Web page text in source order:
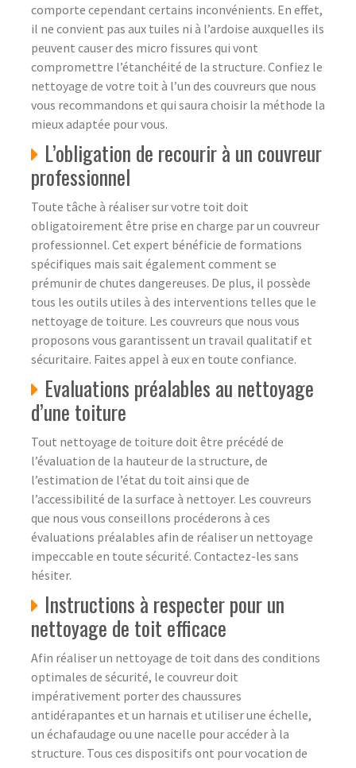
comporte cependant certains inconvénients. En effet,
il ne convient pas aux tuiles ni à l’ardoise auxquelles ils
peuvent causer des micro fissures qui vont
compromettre l’étanchéité de la structure. Confiez le
nettoyage de votre toit à l’un des couvreurs que nous
vous recommandons et qui saura choisir la méthode la
mieux adaptée pour vous.
L’obligation de recourir à un couvreur
professionnel
Toute tâche à réaliser sur votre toit doit
obligatoirement être prise en charge par un couvreur
professionnel. Cet expert bénéficie de formations
spécifiques mais sait également comment se
prémunir de chutes dangereuses. De plus, il possède
tous les outils utiles à des interventions telles que le
nettoyage de toiture. Les couvreurs que nous vous
proposons vous garantissent un travail qualitatif et
sécuritaire. Faites appel à eux en toute confiance.
Evaluations préalables au nettoyage
d’une toiture
Tout nettoyage de toiture doit être précédé de
l’évaluation de la hauteur de la structure, de
l’estimation de l’état du toit ainsi que de
l’accessibilité de la surface à nettoyer. Les couvreurs
que nous vous conseillons procéderons à ces
évaluations préalables afin de réaliser un nettoyage
impeccable en toute sécurité. Contactez-les sans
hésiter.
Instructions à respecter pour un
nettoyage de toit efficace
Afin réaliser un nettoyage de toit dans des conditions
optimales de sécurité, le couvreur doit
impérativement porter des chaussures
antidérapantes et un harnais et utiliser une échelle,
un échafaudage ou une nacelle pour accéder à la
structure. Tous ces dispositifs ont pour vocation de